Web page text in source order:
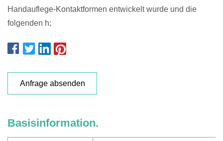
Handauflege-Kontaktformen entwickelt wurde und die
folgenden h;
Anfrage absenden
Basisinformation.